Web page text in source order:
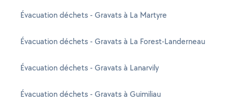
Évacuation déchets - Gravats à La Martyre
Évacuation déchets - Gravats à La Forest-Landerneau
Évacuation déchets - Gravats à Lanarvily
Évacuation déchets - Gravats à Guimiliau